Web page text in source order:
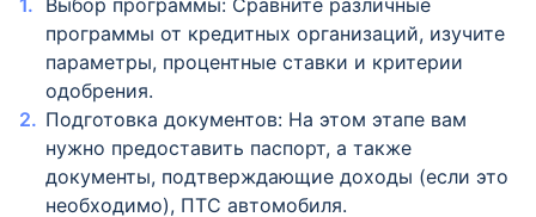
Выбор программы: Сравните различные
программы от кредитных организаций, изучите
параметры, процентные ставки и критерии
одобрения.
Подготовка документов: На этом этапе вам
нужно предоставить паспорт, а также
документы, подтверждающие доходы (если это
необходимо), ПТС автомобиля.